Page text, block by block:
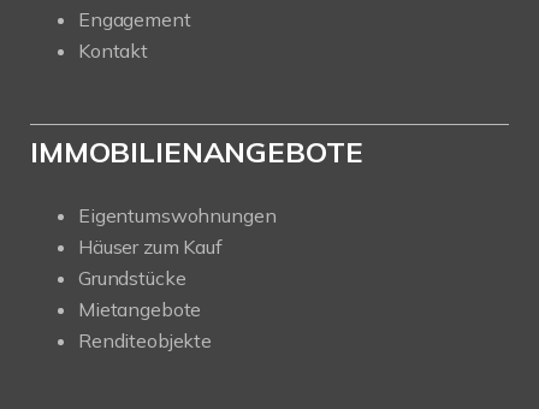
Engagement
Kontakt
IMMOBILIENANGEBOTE
Eigentumswohnungen
Häuser zum Kauf
Grundstücke
Mietangebote
Renditeobjekte